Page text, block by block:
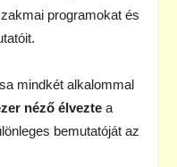
programokat és
mindkét alkalommal
néző élvezte a
bemutatóját az